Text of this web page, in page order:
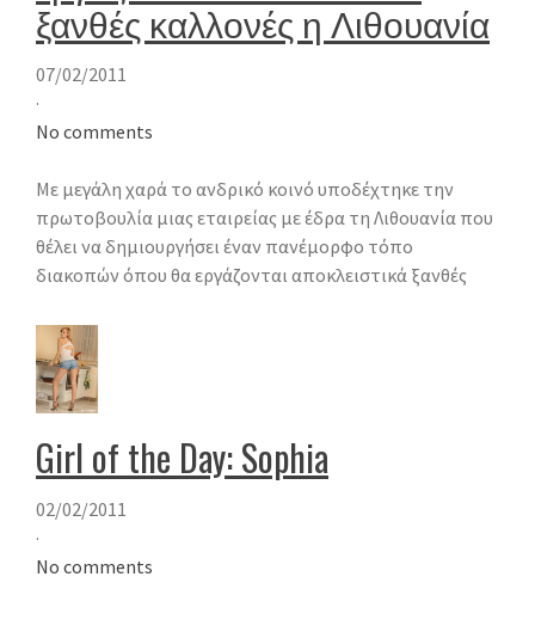
ξανθές καλλονές η Λιθουανία
07/02/2011
·
No comments
Με μεγάλη χαρά το ανδρικό κοινό υποδέχτηκε την
πρωτοβουλία μιας εταιρείας με έδρα τη Λιθουανία που
θέλει να δημιουργήσει έναν πανέμορφο τόπο
διακοπών όπου θα εργάζονται αποκλειστικά ξανθές
Girl of the Day: Sophia
02/02/2011
·
No comments